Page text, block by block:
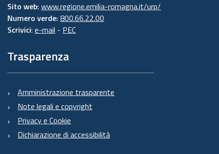
Sito web: www.regione.emilia-romagna.it/urp/
Numero verde: 800.66.22.00
Scrivici: e-mail - PEC
Trasparenza
Amministrazione trasparente
Note legali e copyright
Privacy e Cookie
Dichiarazione di accessibilità